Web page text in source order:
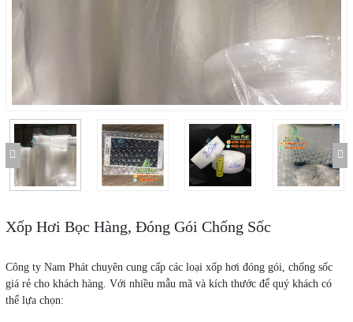
Xốp Hơi Bọc Hàng, Đóng Gói Chống Sốc
Công ty Nam Phát chuyên cung cấp các loại xốp hơi đóng gói, chống sốc
giá rẻ cho khách hàng. Với nhiều mẫu mã và kích thước để quý khách có
thể lựa chọn: